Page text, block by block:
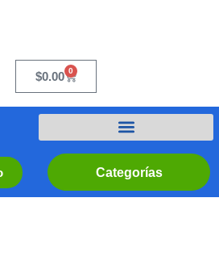
$0.00 0
Cart
Categorías